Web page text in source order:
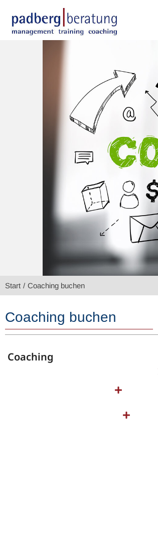
Sie befinden sich hier:
Start Coaching buchen
Coaching buchen
Coaching